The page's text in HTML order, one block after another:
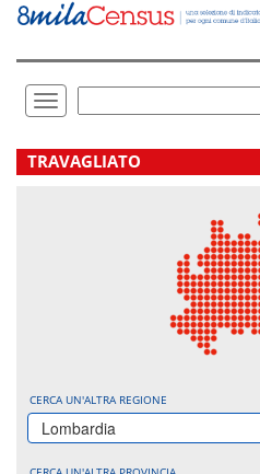
Vai
direttamente
Toggle
navigation
.
TRAVAGLIATO
CERCA UN'ALTRA REGIONE
Lombardia